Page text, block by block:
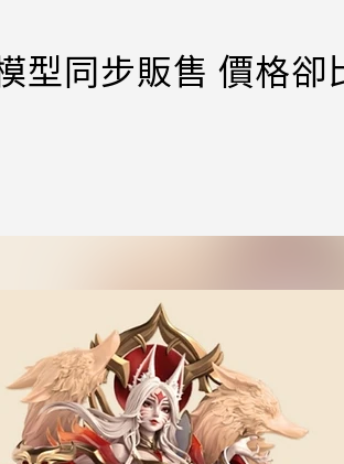
型同步販售 價格卻